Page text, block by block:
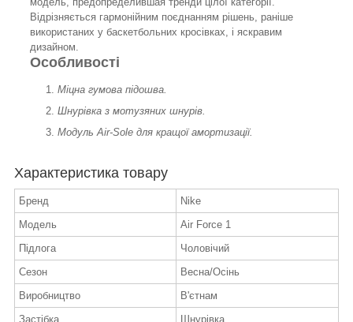
Відрізняється гармонійним поєднанням рішень, раніше
використаних у баскетбольних кросівках, і яскравим
дизайном.
Особливості
Міцна гумова підошва.
Шнурівка з мотузяних шнурів.
Модуль Air-Sole для кращої амортизації.
Характеристика товару
Бренд
Nike
Модель
Air Force 1
Підлога
Чоловічий
Сезон
Весна/Осінь
Виробництво
В'єтнам
Застібка
Шнурівка